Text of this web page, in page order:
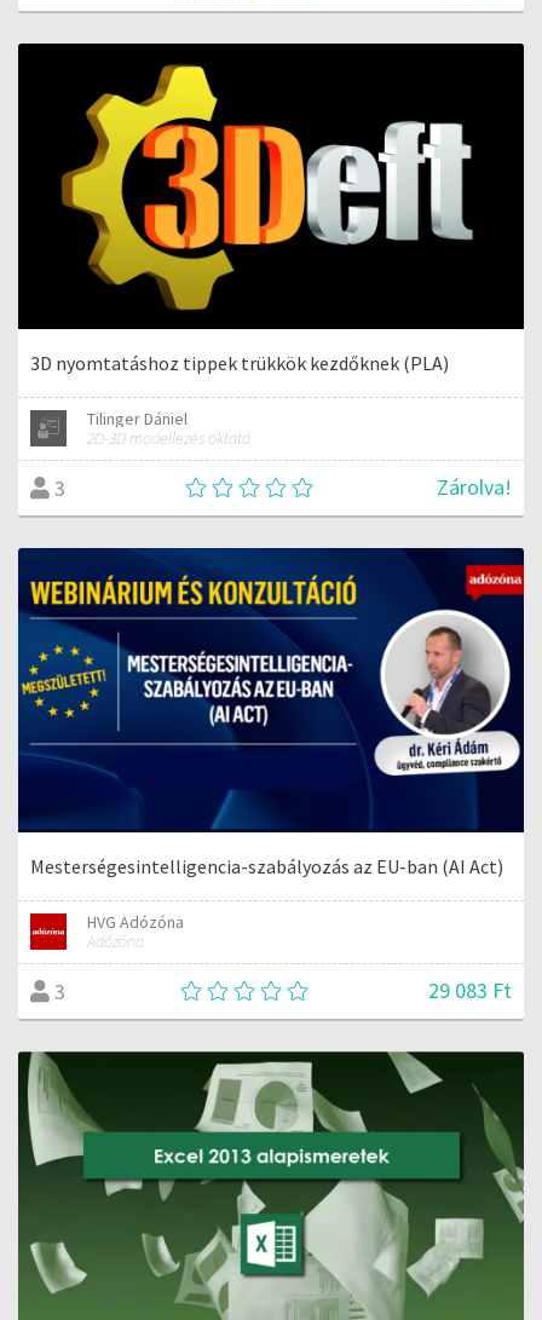
3D nyomtatáshoz tippek trükkök kezdőknek (PLA)
Tilinger Dániel
2D-3D modellezés oktató
3 Zárolva!
Mesterségesintelligencia-szabályozás az EU-ban (AI Act)
HVG Adózóna
Adózóna
3 29 083 Ft